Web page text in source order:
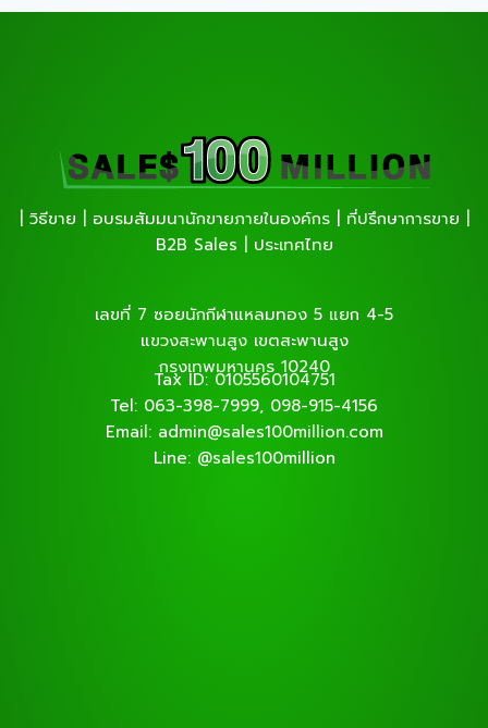
| วิธีขาย | อบรมสัมมนานักขายภายในองค์กร | ที่ปรึกษาการขาย |
B2B Sales | ประเทศไทย
เลขที่ 7 ซอยนักกีฬาแหลมทอง 5 แยก 4-5
แขวงสะพานสูง เขตสะพานสูง
กรุงเทพมหานคร 10240
Tax ID: 0105560104751
Tel: 063-398-7999, 098-915-4156
Email: admin@sales100million.com
Line: @sales100million